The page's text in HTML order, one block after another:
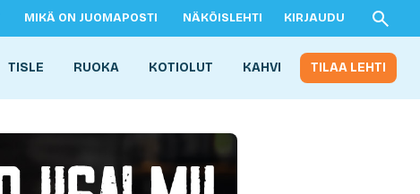
MIKÄ ON JUOMAPOSTI NÄKÖISLEHTI KIRJAUDU
TISLE RUOKA KOTIOLUT KAHVI TILAA LEHTI